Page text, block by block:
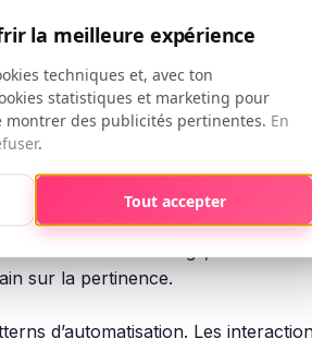
vs IA
identifie des utilisateurs
personne.
sur les hashtags, les
sur la pertinence.
d’automatisation. Les
la meilleure expérience
techniques et, avec ton
statistiques et marketing pour
montrer des publicités pertinentes. En
.
Tout accepter